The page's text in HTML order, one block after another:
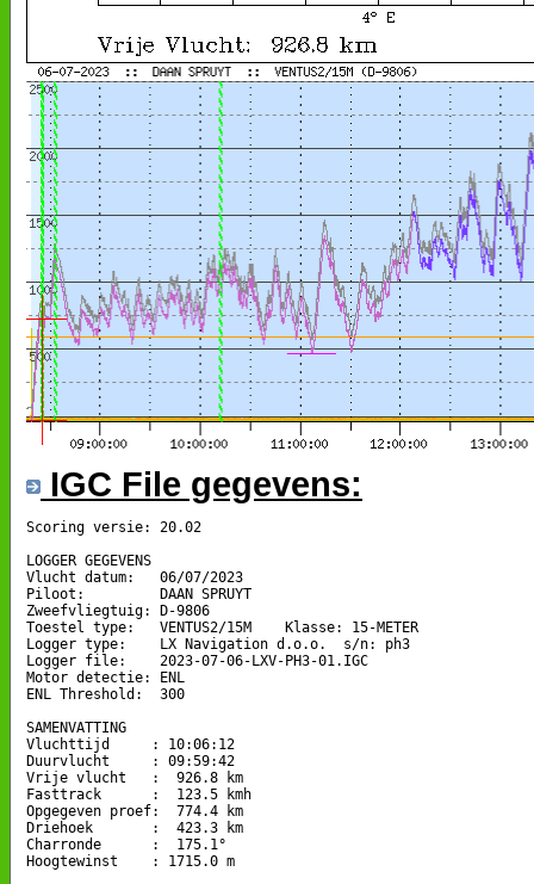
IGC File gegevens:
Scoring versie: 20.02
LOGGER GEGEVENS
Vlucht datum:   06/07/2023
Piloot:         DAAN SPRUYT
Zweefvliegtuig: D-9806
Toestel type:   VENTUS2/15M    Klasse: 15-METER
Logger type:    LX Navigation d.o.o.  s/n: ph3
Logger file:    2023-07-06-LXV-PH3-01.IGC
Motor detectie: ENL
ENL Threshold:  300
SAMENVATTING
Vluchttijd     : 10:06:12
Duurvlucht     : 09:59:42
Vrije vlucht   :  926.8 km
Fasttrack      :  123.5 kmh
Opgegeven proef:  774.4 km
Driehoek       :  423.3 km
Charronde      :  175.1°
Hoogtewinst    : 1715.0 m